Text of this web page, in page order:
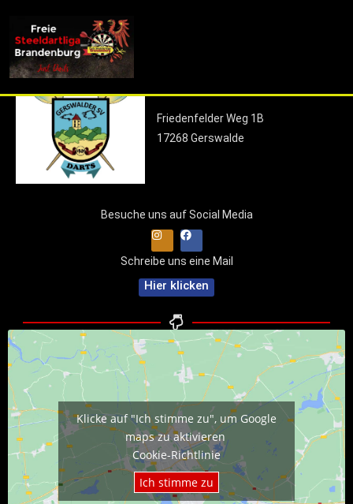
info (at) fsdl-brandenburg.de
Friedenfelder Weg 1B
17268 Gerswalde
Besuche uns auf Social Media
Schreibe uns eine Mail
Hier klicken
Klicke auf "Ich stimme zu", um Google
maps zu aktivieren
Cookie-Richtlinie
Ich stimme zu